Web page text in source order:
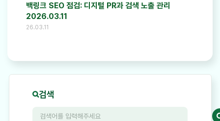
백링크 SEO 점검: 디지털 PR과 검색 노출 관리
2026.03.11
26.03.11
검색